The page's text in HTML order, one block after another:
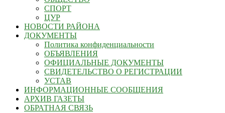
СПОРТ
ЦУР
НОВОСТИ РАЙОНА
ДОКУМЕНТЫ
Политика конфиденциальности
ОБЪЯВЛЕНИЯ
ОФИЦИАЛЬНЫЕ ДОКУМЕНТЫ
СВИДЕТЕЛЬСТВО О РЕГИСТРАЦИИ
УСТАВ
ИНФОРМАЦИОННЫЕ СООБЩЕНИЯ
АРХИВ ГАЗЕТЫ
ОБРАТНАЯ СВЯЗЬ